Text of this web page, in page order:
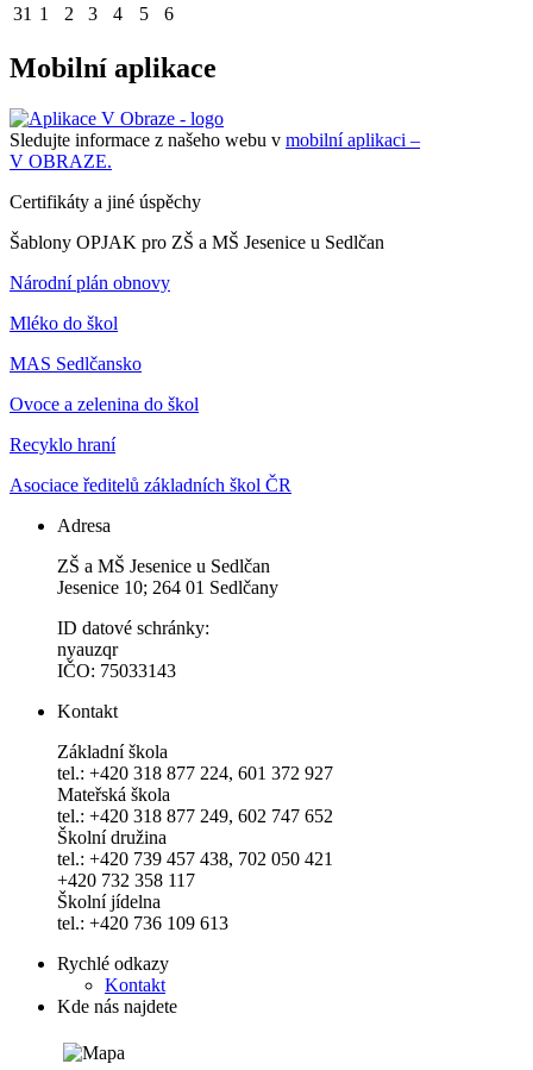
31 1 2 3 4 5 6
Mobilní aplikace
Sledujte informace z našeho webu v mobilní aplikaci –
V OBRAZE.
Certifikáty a jiné úspěchy
Šablony OPJAK pro ZŠ a MŠ Jesenice u Sedlčan
Národní plán obnovy
Mléko do škol
MAS Sedlčansko
Ovoce a zelenina do škol
Recyklo hraní
Asociace ředitelů základních škol ČR
Adresa
ZŠ a MŠ Jesenice u Sedlčan
Jesenice 10; 264 01 Sedlčany
ID datové schránky:
nyauzqr
IČO: 75033143
Kontakt
Základní škola
tel.: +420 318 877 224, 601 372 927
Mateřská škola
tel.: +420 318 877 249, 602 747 652
Školní družina
tel.: +420 739 457 438, 702 050 421
+420 732 358 117
Školní jídelna
tel.: +420 736 109 613
Rychlé odkazy
Kontakt
Kde nás najdete